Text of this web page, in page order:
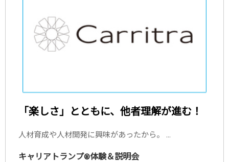
「楽しさ」とともに、他者理解が進む！
人材育成や人材開発に興味があったから。 ...
キャリアトランプ®体験＆説明会